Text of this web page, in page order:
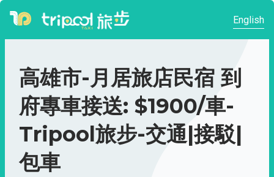
English
高雄市-月居旅店民宿 到
府專車接送: $1900/車-
Tripool旅步-交通|接駁|
包車